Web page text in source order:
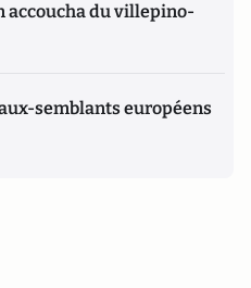
accoucha du villepino-
semblants européens